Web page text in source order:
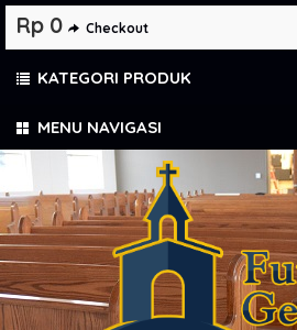
MENU NAVIGASI
Rp 0 Checkout
KATEGORI PRODUK